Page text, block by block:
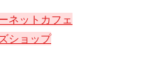
ネットカフェ
ショップ